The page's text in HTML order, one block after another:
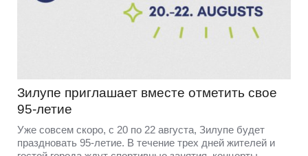
Зилупе приглашает вместе отметить свое
95-летие
Уже совсем скоро, с 20 по 22 августа, Зилупе будет
праздновать 95-летие. В течение трех дней жителей и